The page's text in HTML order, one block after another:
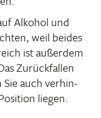
Alkohol und
weil beides
ist außerdem
Zurück­fallen
Sie auch verhin­
liegen.